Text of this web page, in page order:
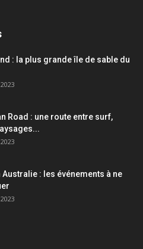
: la plus grande île de sable du
Road : une route entre surf,
: les événements à ne